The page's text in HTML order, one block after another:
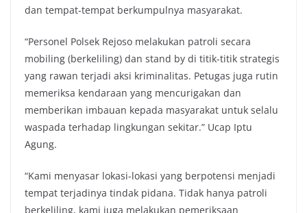
dan tempat-tempat berkumpulnya masyarakat.
“Personel Polsek Rejoso melakukan patroli secara
mobiling (berkeliling) dan stand by di titik-titik strategis
yang rawan terjadi aksi kriminalitas. Petugas juga rutin
memeriksa kendaraan yang mencurigakan dan
memberikan imbauan kepada masyarakat untuk selalu
waspada terhadap lingkungan sekitar.” Ucap Iptu
Agung.
“Kami menyasar lokasi-lokasi yang berpotensi menjadi
tempat terjadinya tindak pidana. Tidak hanya patroli
berkeliling, kami juga melakukan pemeriksaan